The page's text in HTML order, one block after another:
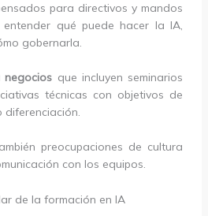
para directivos y mandos
qué puede hacer la IA,
gobernarla.
que incluyen seminarios
técnicas con objetivos de
diferenciación.
preocupaciones de cultura
con los equipos.
de la formación en IA